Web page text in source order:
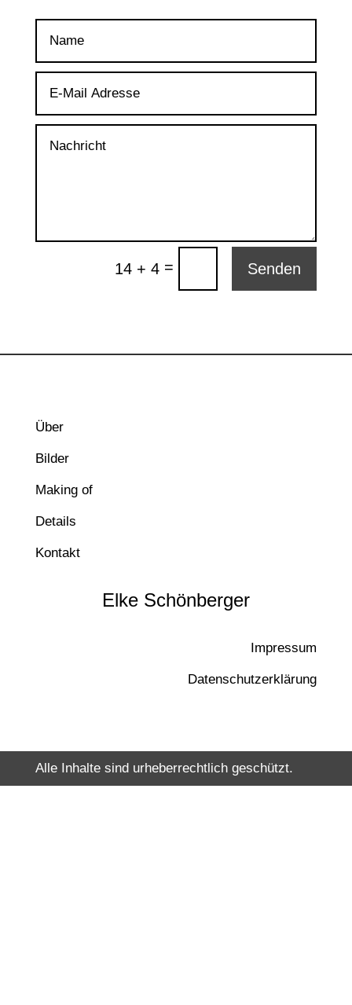
14 + 4 = Senden
Über
Bilder
Making of
Details
Kontakt
Elke Schönberger
Impressum
Datenschutzerklärung
Alle Inhalte sind urheberrechtlich geschützt.